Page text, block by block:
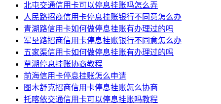
北屯交通信用卡可以停息挂账吗怎么弄
人民路招商信用卡停息挂账银行不同意怎么办
青湖路信用卡如何做停息挂账有办理过的吗
军垦路招商信用卡停息挂账银行不同意怎么办
五家渠信用卡如何做停息挂账有办理过的吗
草湖停息挂账协商教程
前海信用卡停息挂账怎么申请
图木舒克招商信用卡停息挂账怎么协商
托喀依交通信用卡可以停息挂账吗教程